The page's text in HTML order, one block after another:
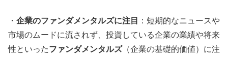
・ 企業のファンダメンタルズに注目
：短期的なニュースや
市場のムードに流されず、投資している企業の業績や将来
性といったファンダメンタルズ（企業の基礎的価値）に注